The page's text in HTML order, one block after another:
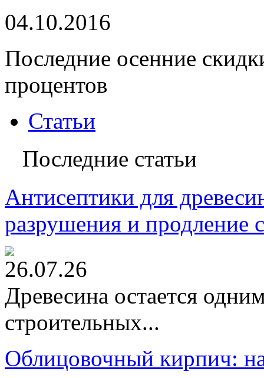
04.10.2016
Последние осенние
процентов
Статьи
Последние статьи
Антисептики для
разрушения и продление
26.07.26
Древесина остается
строительных...
Облицовочный кирпич: